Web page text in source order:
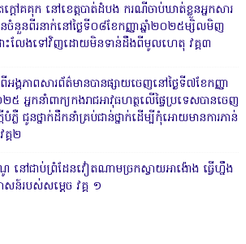
ក្តៅគគុក នៅខេត្តបាត់ដំបង ករណីចាប់ឃាត់ខ្លួនអ្នកសារ
ចំនួនពីរនាក់នៅថ្ងៃទី០៨ខែកញ្ញាឆ្នាំ២០២៥ម្សិលមិញ
ះលែងទៅវិញដោយមិនទាន់ដឹងពីមូលហេតុ វគ្គ៣
ពីអង្គភាពសារព័ត៌មានបានផ្សាយចេញនៅថ្ងៃទី៧ខែកញ្ញា
២៥ អ្នកនាំពាក្យកងរាជអាវុធហត្ថលើផ្ទៃប្រទេសបានចេញ
បំភ្លឺ ជូនថ្នាក់ដឹកនាំគ្រប់ជាន់ថ្នាក់ដើម្បីកុំអោយមានការភាន់
គ២
នៅជាប់ព្រំដែនវៀតណាមច្រកស្វាយអាង៉ោង ធ្វើហ្នឹង
ន៍របស់សម្ដេច វគ្គ ១